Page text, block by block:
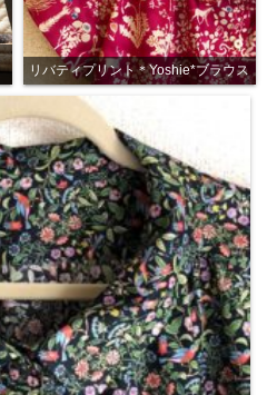
リバティプリント＊Yoshie*ブラウス